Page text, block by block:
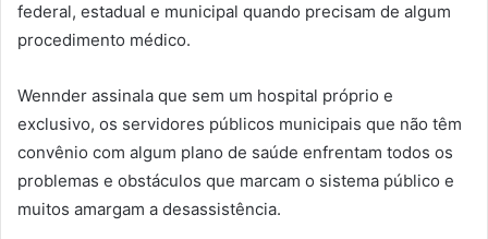
federal, estadual e municipal quando precisam de algum
procedimento médico.
Wennder assinala que sem um hospital próprio e
exclusivo, os servidores públicos municipais que não têm
convênio com algum plano de saúde enfrentam todos os
problemas e obstáculos que marcam o sistema público e
muitos amargam a desassistência.